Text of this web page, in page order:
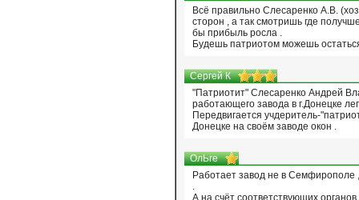
Всё правильно Слесаренко А.В.
сторон , а так смотришь где
бы прибыль росла .
Будешь патриотом можешь
Сергей К
"Патриотит" Слесаренко Андрей
работающего завода в г.Донецке
Передвигается учдеритель-
Донецке на своём заводе окон .
ОлЬге
Работает завод не в Семфирополе
.
А на счёт соответствующих